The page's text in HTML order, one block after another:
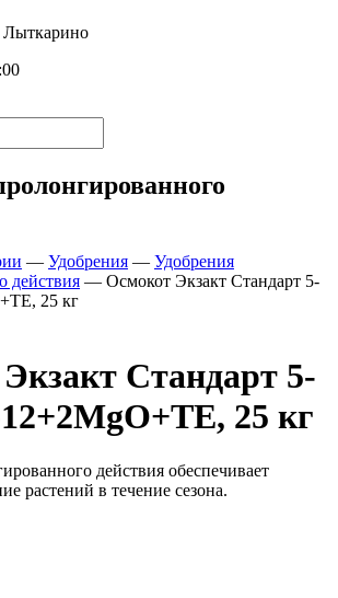
Лыткарино
— Удобрения — Удобрения
действия — Осмокот Экзакт Стандарт 5-
25 кг
Стандарт 5-
25 кг
действия обеспечивает
растений в течение сезона.